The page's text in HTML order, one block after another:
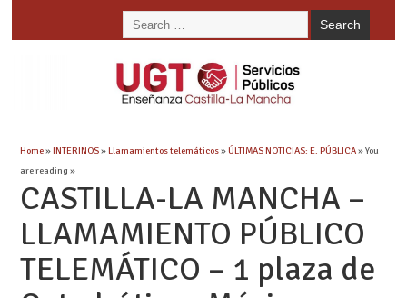
Home»INTERINOS»Llamamientos telemáticos»ÚLTIMAS NOTICIAS: E. PÚBLICA» You
are reading »
CASTILLA-LA MANCHA –
LLAMAMIENTO PÚBLICO
TELEMÁTICO – 1 plaza de